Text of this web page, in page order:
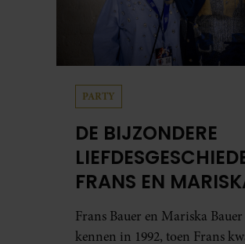
PARTY
DE BIJZONDERE
FRANS EN
OOK IN BED
EERSTE
Frans Bauer en Mariska
kennen in 1992, toen Frans